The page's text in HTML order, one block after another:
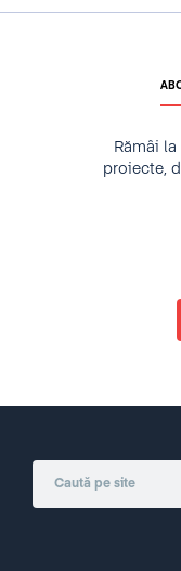
Rămâi
proiecte,